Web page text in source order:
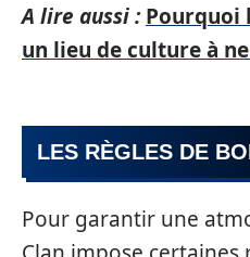
A lire aussi : Pourquoi
un lieu de culture à
LES RÈGLES DE
Pour garantir une